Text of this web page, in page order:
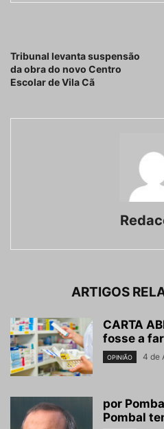
Tribunal levanta suspensão
da obra do novo Centro
Escolar de Vila Cã
ARTIGOS
CARTA
fosse a
OPINIÃO 4 de
por
Pombal